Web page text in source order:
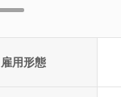
雇用形態